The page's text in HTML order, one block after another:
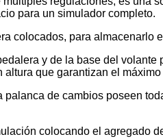
para un simulador completo.
colocados, para almacenarlo
y de la base del
que garantizan el
de cambios poseen
colocando el agregado